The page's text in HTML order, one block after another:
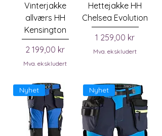
Vinterjakke
allværs HH
Kensington
Pris
2 199,00 kr
Mva. ekskludert
Hettejakke HH
Chelsea Evolution
Pris
1 259,00 kr
Mva. ekskludert
Nyhet Nyhet